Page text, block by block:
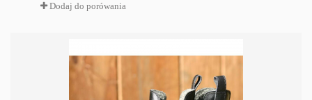
Dodaj do porówania